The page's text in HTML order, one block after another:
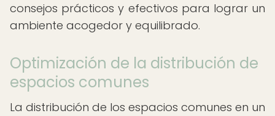
consejos prácticos y efectivos para lograr un
ambiente acogedor y equilibrado.
Optimización de la distribución de
espacios comunes
La distribución de los espacios comunes en un